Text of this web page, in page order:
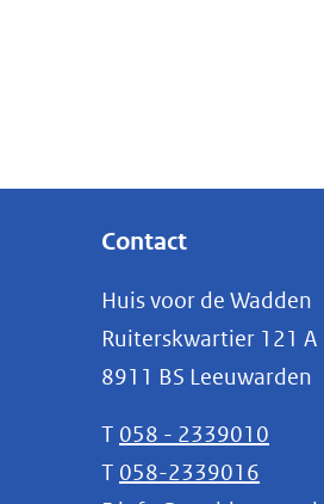
Contact
Huis voor de Wadden
Ruiterskwartier 121 A
8911 BS Leeuwarden
T 058 - 2339010
T 058-2339016